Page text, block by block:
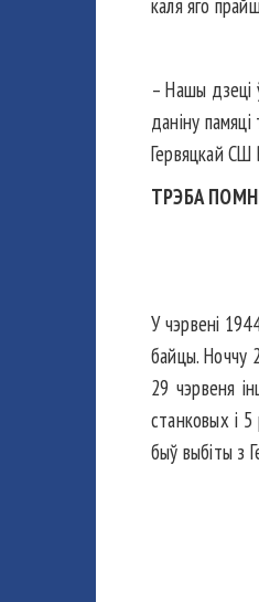
каля яго
– Нашы дзеці
даніну
Гервяцкай СШ
ТРЭБА
У чэрвені
байцы. Ноччу
29 чэрвеня
станковых і
быў выбіты з